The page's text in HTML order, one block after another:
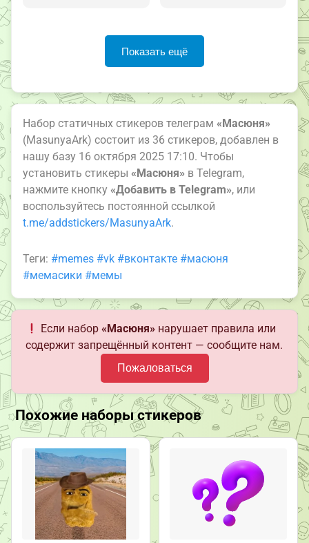
Показать ещё
Набор статичных стикеров телеграм «Масюня»
(MasunyaArk) состоит из 36 стикеров, добавлен в
нашу базу 16 октября 2025 17:10. Чтобы
установить стикеры «Масюня» в Telegram,
нажмите кнопку «Добавить в Telegram», или
воспользуйтесь постоянной ссылкой
t.me/addstickers/MasunyaArk.
Теги: #memes #vk #вконтакте #масюня
#мемасики #мемы
Если набор«Масюня» нарушает правила или
содержит запрещённый контент — сообщите нам.
Пожаловаться
Похожие наборы стикеров